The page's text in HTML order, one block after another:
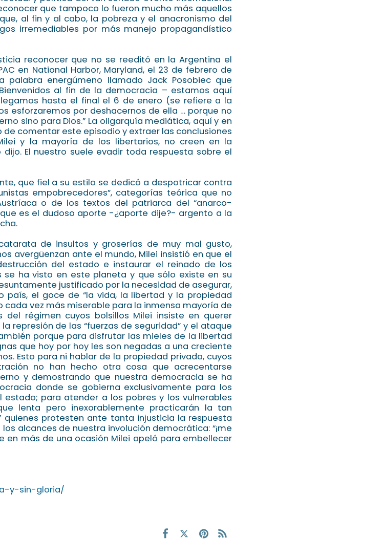
que tampoco lo fueron mucho más aquellos
al fin y al cabo, la pobreza y el anacronismo del
irremediables por más manejo propagandístico
reconocer que no se reeditó en la Argentina el
en National Harbor, Maryland, el 23 de febrero de
energúmeno llamado Jack Posobiec que
al fin de la democracia – estamos aquí
hasta el final el 6 de enero (se refiere a la
esforzaremos por deshacernos de ella … porque no
sino para Dios.” La oligarquía mediática, aquí y en
comentar este episodio y extraer las conclusiones
y la mayoría de los libertarios, no creen en la
El nuestro suele evadir toda respuesta sobre el
que fiel a su estilo se dedicó a despotricar contra
empobrecedores”, categorías teórica que no
o de los textos del patriarca del “anarco-
es el dudoso aporte -¿aporte dije?- argento a la
de insultos y groserías de muy mal gusto,
avergüenzan ante el mundo, Milei insistió en que el
del estado e instaurar el reinado de los
ha visto en este planeta y que sólo existe en su
justificado por la necesidad de asegurar,
país, el goce de “la vida, la libertad y la propiedad
cada vez más miserable para la inmensa mayoría de
del régimen cuyos bolsillos Milei insiste en querer
represión de las “fuerzas de seguridad” y el ataque
porque para disfrutar las mieles de la libertad
que hoy por hoy les son negadas a una creciente
Esto para ni hablar de la propiedad privada, cuyos
no han hecho otra cosa que acrecentarse
y demostrando que nuestra democracia se ha
donde se gobierna exclusivamente para los
estado; para atender a los pobres y los vulnerables
lenta pero inexorablemente practicarán la tan
quienes protesten ante tanta injusticia la respuesta
alcances de nuestra involución democrática: “¡me
en más de una ocasión Milei apeló para embellecer
y-sin-gloria/